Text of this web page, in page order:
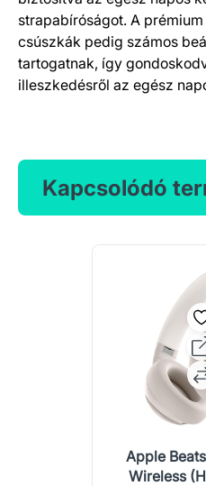
strapabíróságot. A
csúszkák pedig számos
tartogatnak, így
illeszkedésről az egész
Kapcsolódó
Apple
Wireless